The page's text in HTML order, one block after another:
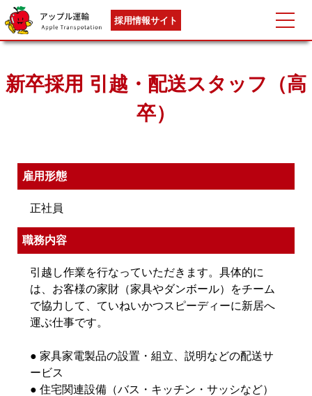
採用情報サイト
新卒採用 引越・配送スタッフ（高
卒）
雇用形態
正社員
職務内容
引越し作業を行なっていただきます。具体的に
は、お客様の家財（家具やダンボール）をチーム
で協力して、ていねいかつスピーディーに新居へ
運ぶ仕事です。
● 家具家電製品の設置・組立、説明などの配送サ
ービス
● 住宅関連設備（バス・キッチン・サッシなど）